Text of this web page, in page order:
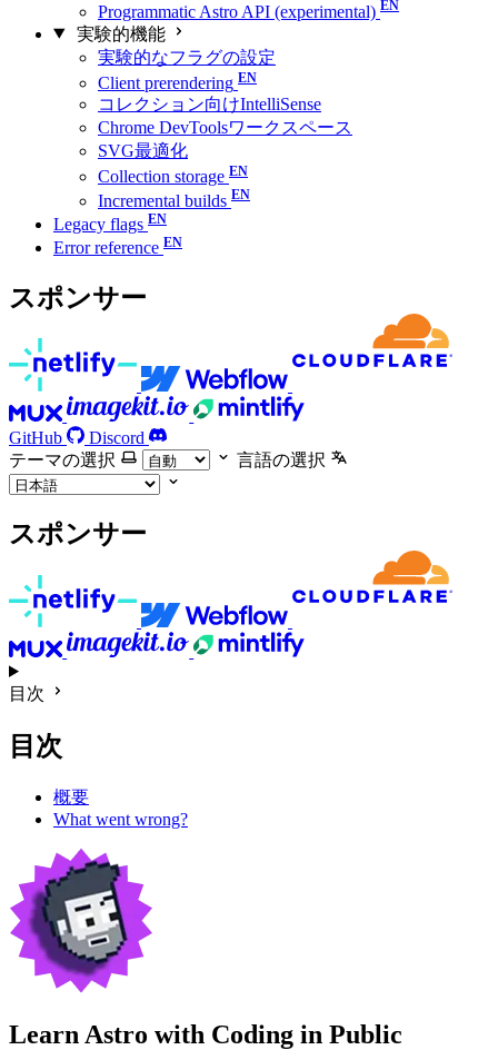
Programmatic Astro API (experimental)
実験的機能
実験的なフラグの設定
Client prerendering
コレクション向けIntelliSense
Chrome DevToolsワークスペース
SVG最適化
Collection storage
Incremental builds
Legacy flags
Error reference
スポンサー
GitHub
Discord
テーマの選択
言語の選択
スポンサー
目次
目次
概要
What went wrong?
Learn Astro with Coding in Public